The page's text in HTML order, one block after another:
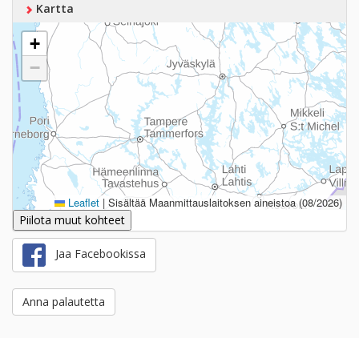
Kartta
+
−
Leaflet | Sisältää Maanmittauslaitoksen aineistoa (08/2026)
Piilota muut kohteet
Jaa Facebookissa
Anna palautetta